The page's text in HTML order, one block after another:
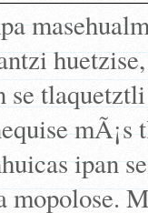
se
ipan
mopolose.